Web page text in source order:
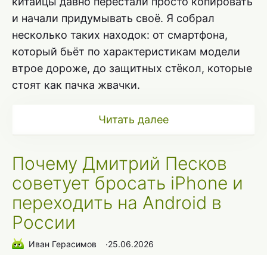
и начали придумывать своё. Я собрал
несколько таких находок: от смартфона,
который бьёт по характеристикам модели
втрое дороже, до защитных стёкол, которые
стоят как пачка жвачки.
Читать далее
Почему Дмитрий Песков
советует бросать iPhone и
переходить на Android в
России
Иван Герасимов ∙25.06.2026